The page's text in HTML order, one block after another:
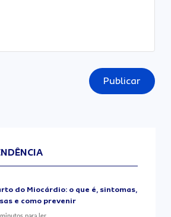
Publicar
do Miocárdio: o que é, sintomas,
e como prevenir